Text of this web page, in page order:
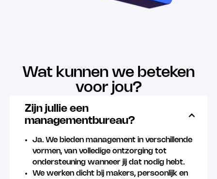
Wat kunnen we beteken
voor jou?
Zijn jullie een
managementbureau?
Ja. We bieden management in verschillende
vormen, van volledige ontzorging tot
ondersteuning wanneer jij dat nodig hebt.
We werken dicht bij makers, persoonlijk en